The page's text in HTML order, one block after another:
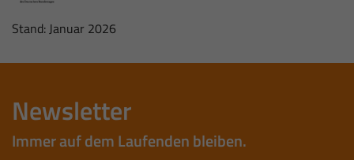
Stand: Januar 2026
Newsletter
Immer auf dem Laufenden bleiben.